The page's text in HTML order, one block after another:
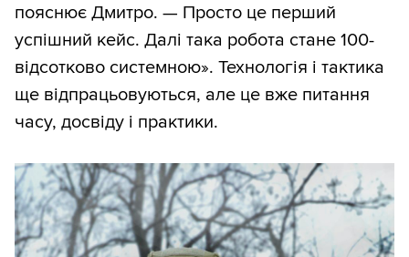
пояснює Дмитро. — Просто це перший
успішний кейс. Далі така робота стане 100-
відсотково системною». Технологія і тактика
ще відпрацьовуються, але це вже питання
часу, досвіду і практики.